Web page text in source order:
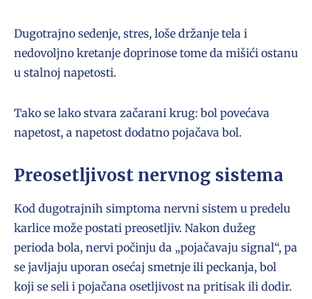
Dugotrajno sedenje, stres, loše držanje tela i
nedovoljno kretanje doprinose tome da mišići ostanu
u stalnoj napetosti.
Tako se lako stvara začarani krug: bol povećava
napetost, a napetost dodatno pojačava bol.
Preosetljivost nervnog sistema
Kod dugotrajnih simptoma nervni sistem u predelu
karlice može postati preosetljiv. Nakon dužeg
perioda bola, nervi počinju da „pojačavaju signal“, pa
se javljaju uporan osećaj smetnje ili peckanja, bol
koji se seli i pojačana osetljivost na pritisak ili dodir.